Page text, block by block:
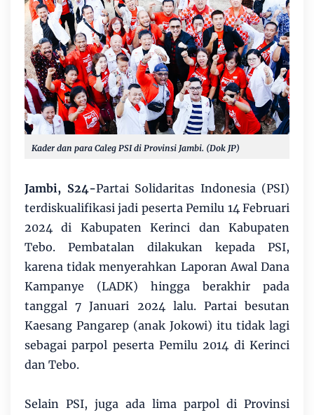
Kader dan para Caleg PSI di Provinsi Jambi. (Dok JP)
Jambi, S24-Partai Solidaritas Indonesia (PSI)
terdiskualifikasi jadi peserta Pemilu 14 Februari
2024 di Kabupaten Kerinci dan Kabupaten
Tebo. Pembatalan dilakukan kepada PSI,
karena tidak menyerahkan Laporan Awal Dana
Kampanye (LADK) hingga berakhir pada
tanggal 7 Januari 2024 lalu. Partai besutan
Kaesang Pangarep (anak Jokowi) itu tidak lagi
sebagai parpol peserta Pemilu 2014 di Kerinci
dan Tebo.
Selain PSI, juga ada lima parpol di Provinsi